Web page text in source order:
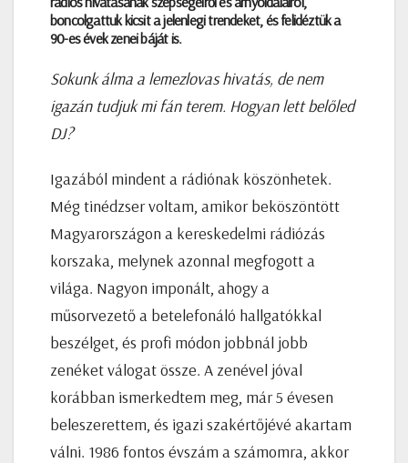
boncolgattuk kicsit a jelenlegi trendeket, és felidéztük a
90-es évek zenei báját is.
Sokunk álma a lemezlovas hivatás, de nem
igazán tudjuk mi fán terem. Hogyan lett belőled
DJ?
Igazából mindent a rádiónak köszönhetek.
Még tinédzser voltam, amikor beköszöntött
Magyarországon a kereskedelmi rádiózás
korszaka, melynek azonnal megfogott a
világa. Nagyon imponált, ahogy a
műsorvezető a betelefonáló hallgatókkal
beszélget, és profi módon jobbnál jobb
zenéket válogat össze. A zenével jóval
korábban ismerkedtem meg, már 5 évesen
beleszerettem, és igazi szakértőjévé akartam
válni. 1986 fontos évszám a számomra, akkor